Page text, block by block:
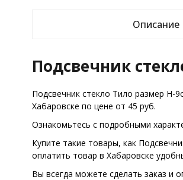
Описание
Подсвечник
Подсвечник cтекло Тило размер H-
Хабаровске по цене от 45 руб.
Ознакомьтесь с подробными
Купите такие товары, как
оплатить товар в Хабаровске
Вы всегда можете сделать заказ и